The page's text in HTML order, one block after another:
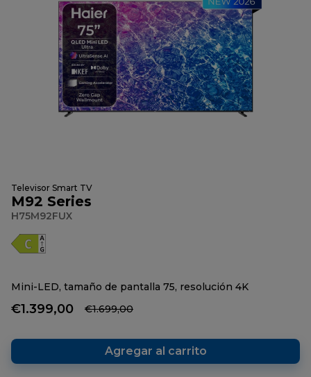
Televisor Smart TV
M92 Series
H75M92FUX
Mini-LED, tamaño de pantalla 75, resolución 4K
€1.399,00 €1.699,00
Agregar al carrito